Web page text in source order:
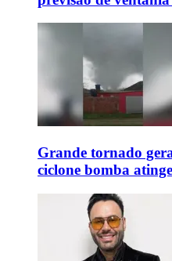
Grande tornado
ciclone bomba